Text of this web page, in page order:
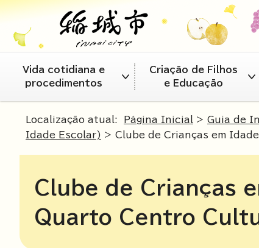
Vida cotidiana e
procedimentos
Criação de Filhos
e Educação
Localização atual: Página Inicial > Guia de
Idade Escolar) > Clube de Crianças em
Clube de Crianças
Quarto Centro